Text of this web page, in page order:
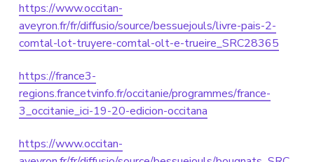
https://www.occitan-
aveyron.fr/fr/diffusio/source/bessuejouls/livre-pais-2-
comtal-lot-truyere-comtal-olt-e-trueire_SRC28365
https://france3-
regions.francetvinfo.fr/occitanie/programmes/france-
3_occitanie_ici-19-20-edicion-occitana
https://www.occitan-